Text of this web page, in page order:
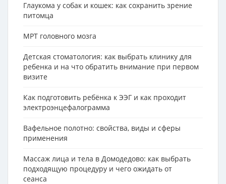
Глаукома у собак и кошек: как сохранить зрение
питомца
МРТ головного мозга
Детская стоматология: как выбрать клинику для
ребенка и на что обратить внимание при первом
визите
Как подготовить ребёнка к ЭЭГ и как проходит
электроэнцефалограмма
Вафельное полотно: свойства, виды и сферы
применения
Массаж лица и тела в Домодедово: как выбрать
подходящую процедуру и чего ожидать от
сеанса